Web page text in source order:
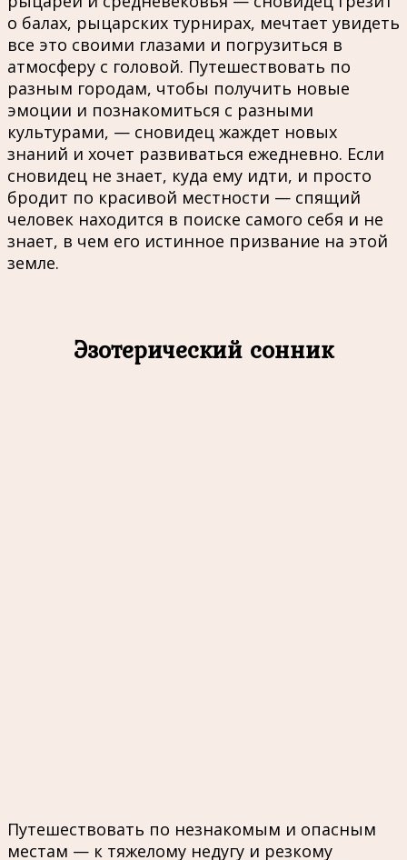
о балах, рыцарских турнирах, мечтает увидеть
все это своими глазами и погрузиться в
атмосферу с головой. Путешествовать по
разным городам, чтобы получить новые
эмоции и познакомиться с разными
культурами, — сновидец жаждет новых
знаний и хочет развиваться ежедневно. Если
сновидец не знает, куда ему идти, и просто
бродит по красивой местности — спящий
человек находится в поиске самого себя и не
знает, в чем его истинное призвание на этой
земле.
Эзотерический сонник
Путешествовать по незнакомым и опасным
местам — к тяжелому недугу и резкому